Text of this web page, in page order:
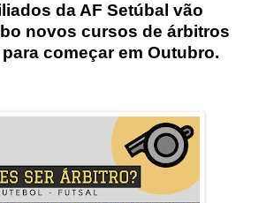
da AF Setúbal vão
novos cursos de árbitros
começar em Outubro.